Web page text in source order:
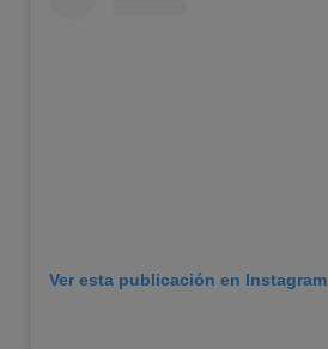
Ver esta publicación en Instagram